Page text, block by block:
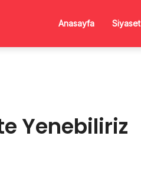
Anasayfa Siyaset
Yenebiliriz